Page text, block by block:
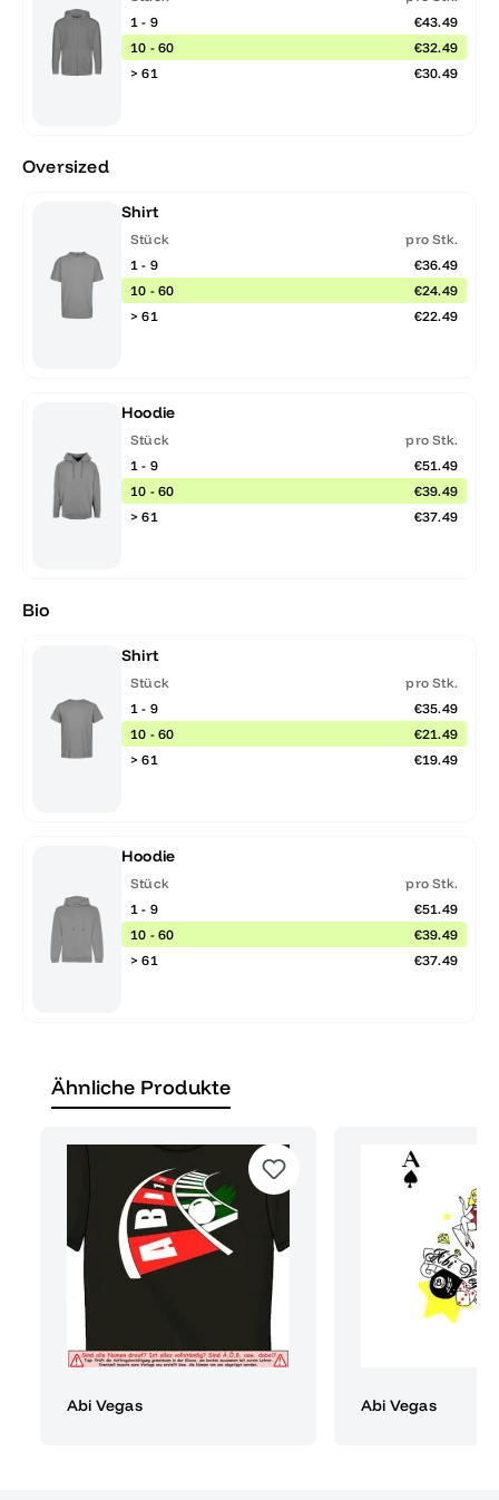
1 - 9
€43.49
10 - 60
€32.49
> 61
€30.49
Oversized
Shirt
Stück
pro Stk.
1 - 9
€36.49
10 - 60
€24.49
> 61
€22.49
Hoodie
Stück
pro Stk.
1 - 9
€51.49
10 - 60
€39.49
> 61
€37.49
Bio
Shirt
Stück
pro Stk.
1 - 9
€35.49
10 - 60
€21.49
> 61
€19.49
Hoodie
Stück
pro Stk.
1 - 9
€51.49
10 - 60
€39.49
> 61
€37.49
Ähnliche Produkte
Abi Vegas Abi Vegas